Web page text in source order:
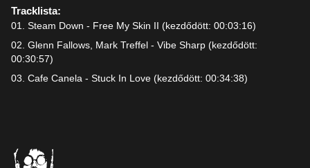
Tracklista:
01. Steam Down - Free My Skin II (kezdődött: 00:03:16)
02. Glenn Fallows, Mark Treffel - Vibe Sharp (kezdődött:
00:30:57)
03. Cafe Canela - Stuck In Love (kezdődött: 00:34:38)